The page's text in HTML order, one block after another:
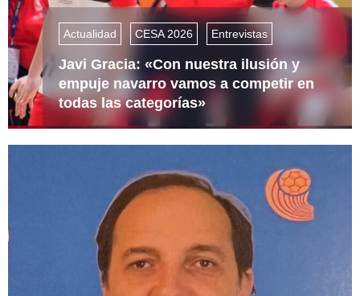
Actualidad CESA 2026 Entrevistas
Javi Gracia: «Con nuestra ilusión y
empuje navarro vamos a competir en
todas las categorías»